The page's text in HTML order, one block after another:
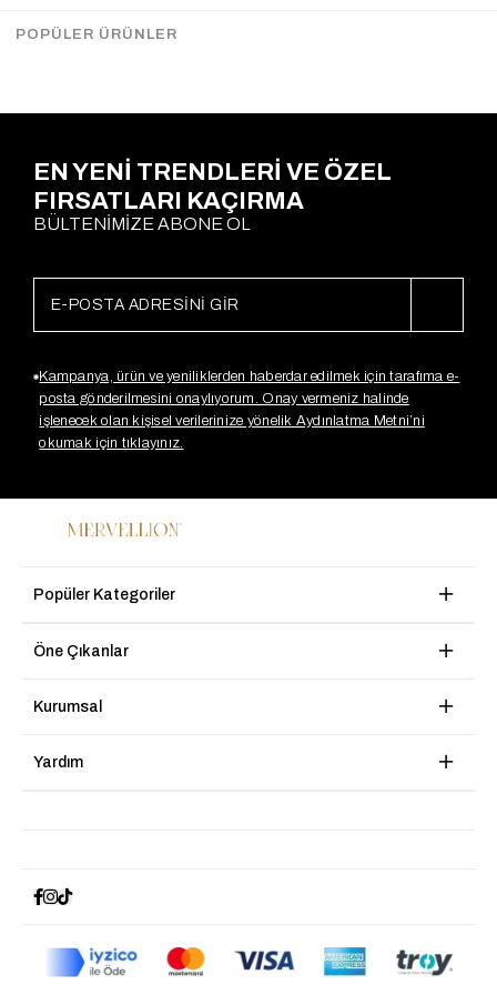
$30.15
EN YENİ TRENDLERİ VE ÖZEL
FIRSATLARI KAÇIRMA
BÜLTENİMİZE ABONE OL
Kampanya, ürün ve yeniliklerden haberdar edilmek için tarafıma e-
posta gönderilmesini onaylıyorum. Onay vermeniz halinde
işlenecek olan kişisel verilerinize yönelik Aydınlatma Metni’ni
okumak için tıklayınız.
Popüler Kategoriler
Öne Çıkanlar
Kurumsal
Yardım
POPÜLER ÜRÜNLER